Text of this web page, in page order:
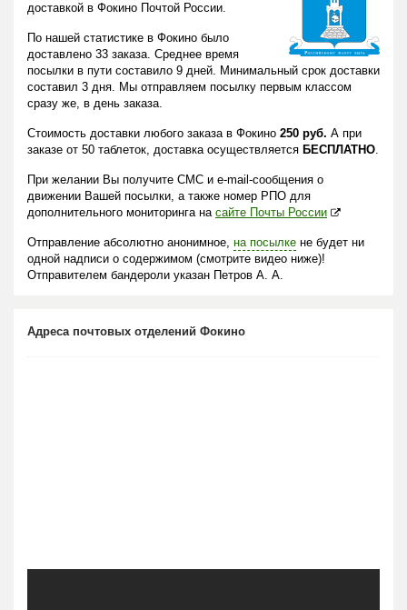
доставкой в Фокино Почтой России.
По нашей статистике в Фокино было
доставлено 33 заказа. Среднее время
посылки в пути составило 9 дней. Минимальный срок доставки
составил 3 дня. Мы отправляем посылку первым классом
сразу же, в день заказа.
Стоимость доставки любого заказа в Фокино 250 руб. А при
заказе от 50 таблеток, доставка осуществляется БЕСПЛАТНО.
При желании Вы получите СМС и e-mail-сообщения о
движении Вашей посылки, а также номер РПО для
дополнительного мониторинга на сайте Почты России
Отправление абсолютно анонимное, на посылке не будет ни
одной надписи о содержимом (смотрите видео ниже)!
Отправителем бандероли указан Петров А. А.
Адреса почтовых отделений Фокино